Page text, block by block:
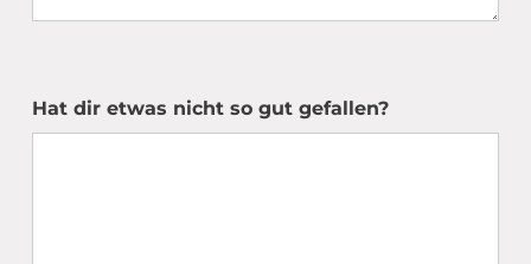
Hat dir etwas nicht so gut gefallen?